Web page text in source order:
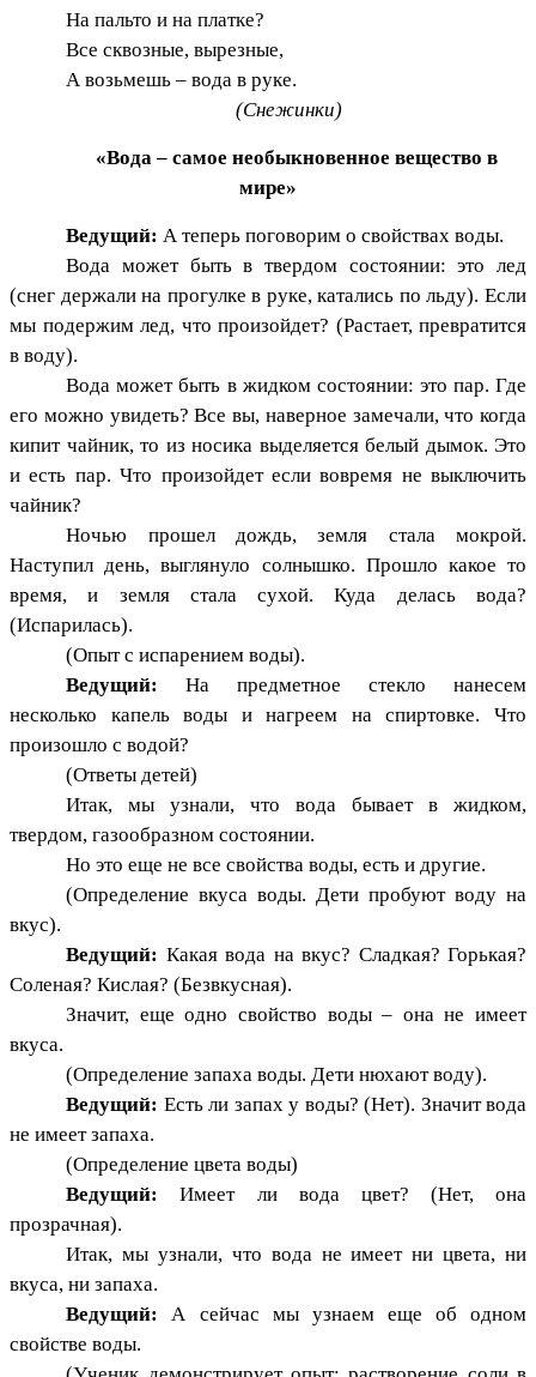
На пальто и на платке?
Все сквозные, вырезные,
А возьмешь – вода в руке.
(Снежинки)
«Вода – самое необыкновенное вещество в
мире»
Ведущий: А теперь поговорим о свойствах воды.
Вода может быть в твердом состоянии: это лед
(снег держали на прогулке в руке, катались по льду). Если
мы подержим лед, что произойдет? (Растает, превратится
в воду).
Вода может быть в жидком состоянии: это пар. Где
его можно увидеть? Все вы, наверное замечали, что когда
кипит чайник, то из носика выделяется белый дымок. Это
и есть пар. Что произойдет если вовремя не выключить
чайник?
Ночью прошел дождь, земля стала мокрой.
Наступил день, выглянуло солнышко. Прошло какое то
время, и земля стала сухой. Куда делась вода?
(Испарилась).
(Опыт с испарением воды).
Ведущий: На предметное стекло нанесем
несколько капель воды и нагреем на спиртовке. Что
произошло с водой?
(Ответы детей)
Итак, мы узнали, что вода бывает в жидком,
твердом, газообразном состоянии.
Но это еще не все свойства воды, есть и другие.
(Определение вкуса воды. Дети пробуют воду на
вкус).
Ведущий: Какая вода на вкус? Сладкая? Горькая?
Соленая? Кислая? (Безвкусная).
Значит, еще одно свойство воды – она не имеет
вкуса.
(Определение запаха воды. Дети нюхают воду).
Ведущий: Есть ли запах у воды? (Нет). Значит вода
не имеет запаха.
(Определение цвета воды)
Ведущий: Имеет ли вода цвет? (Нет, она
прозрачная).
Итак, мы узнали, что вода не имеет ни цвета, ни
вкуса, ни запаха.
Ведущий: А сейчас мы узнаем еще об одном
свойстве воды.